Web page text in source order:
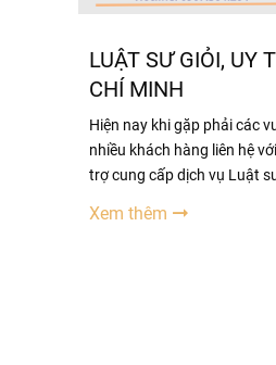
LUẬT SƯ GIỎI, UY
CHÍ MINH
Hiện nay khi gặp phải các
nhiều khách hàng liên hệ
trợ cung cấp dịch vụ Luật
không tránh khỏi những
Xem thêm